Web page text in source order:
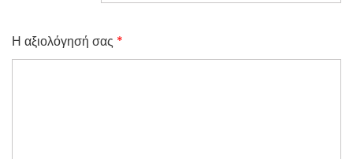
Η αξιολόγησή σας *